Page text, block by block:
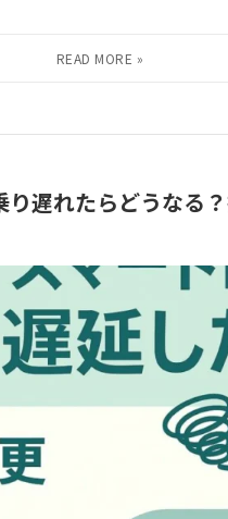
り遅れたらどうなる